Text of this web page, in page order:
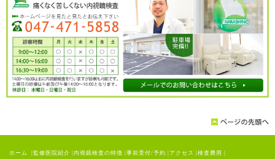
ホーム 監修医院紹介 内視鏡検査の特徴 事前受付/予約 アクセス 検査費用